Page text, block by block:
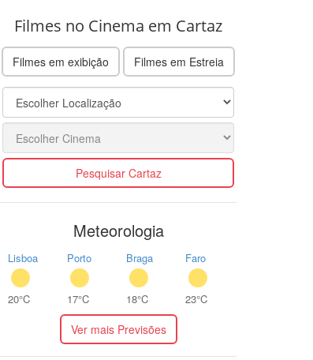
Filmes no Cinema em Cartaz
Filmes em exibição Filmes em Estreia
Pesquisar Cartaz
Meteorologia
Lisboa
20°C
Porto
17°C
Braga
18°C
Faro
23°C
Ver mais Previsões